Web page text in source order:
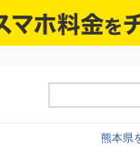
熊本県